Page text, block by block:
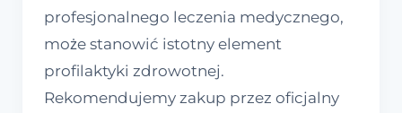
profesjonalnego leczenia medycznego,
może stanowić istotny element
profilaktyki zdrowotnej.
Rekomendujemy zakup przez oficjalny